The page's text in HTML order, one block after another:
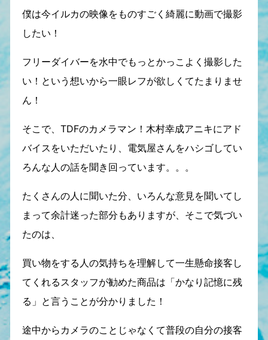
僕は今イルカの映像をものすごく綺麗に動画で撮影
したい！
フリーダイバーを水中でもっとかっこよく撮影した
い！という想いから一眼レフが欲しくてたまりませ
ん！
そこで、TDFのカメラマン！木村幸成アニキにアド
バイスをいただいたり、電気屋さんをハシゴしてい
ろんな人の話を聞き回っています。。。
たくさんの人に聞いた分、いろんな意見を聞いてし
まって余計迷った部分もありますが、そこで気づい
たのは、
買い物をする人の気持ちを理解して一生懸命接客し
てくれるスタッフが勧めた商品は「かなり記憶に残
る」と言うことが分かりました！
途中からカメラのことじゃなくて普段の自分の接客